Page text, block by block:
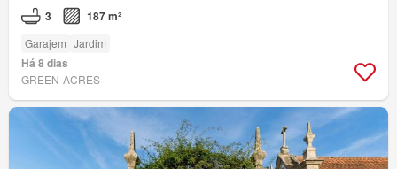
3 187 m²
Garajem Jardim
Há 8 dias
GREEN-ACRES